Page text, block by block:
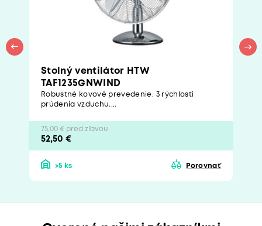
Stolný ventilátor HTW
TAF1235GNWIND
Robustné kovové prevedenie. 3 rýchlosti
prúdenia vzduchu....
75,00 € pred zľavou
52,50 €
>5 ks Porovnať